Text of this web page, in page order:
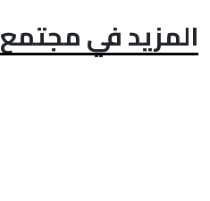
المزيد في مجتمع